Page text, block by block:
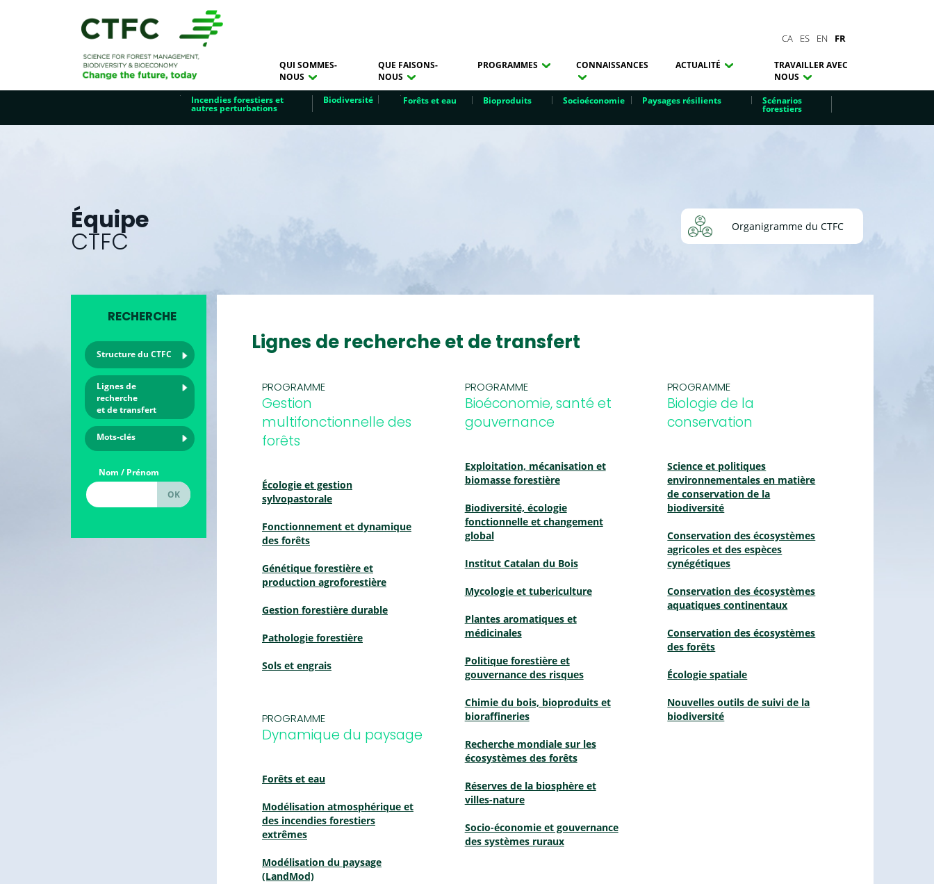
CA ES EN FR
QUI SOMMES-
NOUS
QUE FAISONS-
NOUS
PROGRAMMES CONNAISSANCES ACTUALITÉ
TRAVAILLER AVEC
NOUS
Incendies forestiers et
autres perturbations
Biodiversité Forêts et eau Bioproduits Socioéconomie Paysages résilients Scénarios
forestiers
Équipe
CTFC
Organigramme du CTFC
RECHERCHE
Structure du CTFC
Lignes de
recherche
et de transfert
Mots-clés
Nom / Prénom
Lignes de recherche et de transfert
PROGRAMME
Gestion
multifonctionnelle des
forêts
Écologie et gestion
sylvopastorale
Fonctionnement et dynamique
des forêts
Génétique forestière et
production agroforestière
Gestion forestière durable
Pathologie forestière
Sols et engrais
PROGRAMME
Dynamique du paysage
Forêts et eau
Modélisation atmosphérique et
des incendies forestiers
extrêmes
Modélisation du paysage
(LandMod)
PROGRAMME
Bioéconomie, santé et
gouvernance
Exploitation, mécanisation et
biomasse forestière
Biodiversité, écologie
fonctionnelle et changement
global
Institut Catalan du Bois
Mycologie et tubericulture
Plantes aromatiques et
médicinales
Politique forestière et
gouvernance des risques
Chimie du bois, bioproduits et
bioraffineries
Recherche mondiale sur les
écosystèmes des forêts
Réserves de la biosphère et
villes-nature
Socio-économie et gouvernance
des systèmes ruraux
PROGRAMME
Biologie de la
conservation
Science et politiques
environnementales en matière
de conservation de la
biodiversité
Conservation des écosystèmes
agricoles et des espèces
cynégétiques
Conservation des écosystèmes
aquatiques continentaux
Conservation des écosystèmes
des forêts
Écologie spatiale
Nouvelles outils de suivi de la
biodiversité